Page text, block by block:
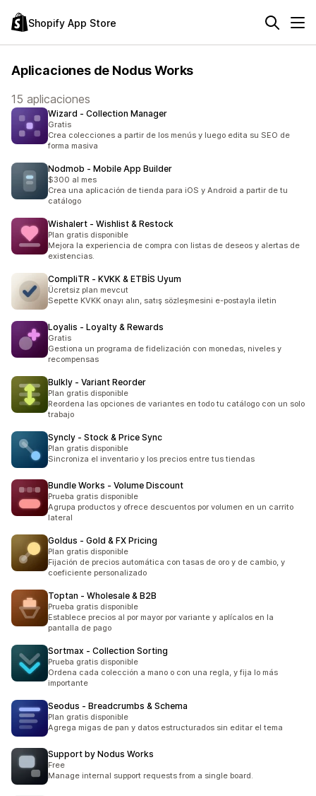
Shopify App Store
Aplicaciones de Nodus Works
15 aplicaciones
Wizard ‑ Collection Manager
Gratis
Crea colecciones a partir de los menús y luego edita su SEO de
forma masiva
Nodmob ‑ Mobile App Builder
$300 al mes
Crea una aplicación de tienda para iOS y Android a partir de tu
catálogo
Wishalert ‑ Wishlist & Restock
Plan gratis disponible
Mejora la experiencia de compra con listas de deseos y alertas de
existencias.
CompliTR ‑ KVKK & ETBİS Uyum
Ücretsiz plan mevcut
Sepette KVKK onayı alın, satış sözleşmesini e-postayla iletin
Loyalis ‑ Loyalty & Rewards
Gratis
Gestiona un programa de fidelización con monedas, niveles y
recompensas
Bulkly ‑ Variant Reorder
Plan gratis disponible
Reordena las opciones de variantes en todo tu catálogo con un solo
trabajo
Syncly ‑ Stock & Price Sync
Plan gratis disponible
Sincroniza el inventario y los precios entre tus tiendas
Bundle Works ‑ Volume Discount
Prueba gratis disponible
Agrupa productos y ofrece descuentos por volumen en un carrito
lateral
Goldus ‑ Gold & FX Pricing
Plan gratis disponible
Fijación de precios automática con tasas de oro y de cambio, y
coeficiente personalizado
Toptan ‑ Wholesale & B2B
Prueba gratis disponible
Establece precios al por mayor por variante y aplícalos en la
pantalla de pago
Sortmax ‑ Collection Sorting
Prueba gratis disponible
Ordena cada colección a mano o con una regla, y fija lo más
importante
Seodus ‑ Breadcrumbs & Schema
Plan gratis disponible
Agrega migas de pan y datos estructurados sin editar el tema
Support by Nodus Works
Free
Manage internal support requests from a single board.